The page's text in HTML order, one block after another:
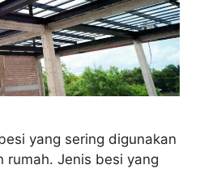
yang sering digunakan
rumah. Jenis besi yang